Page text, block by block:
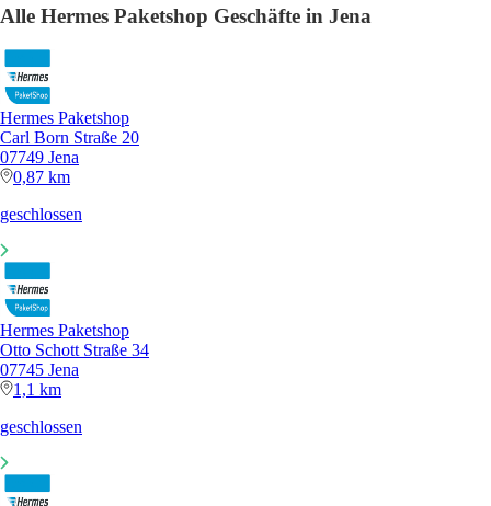
Alle Hermes Paketshop Geschäfte in Jena
Hermes Paketshop
Carl Born Straße 20
07749 Jena
0,87 km
geschlossen
Hermes Paketshop
Otto Schott Straße 34
07745 Jena
1,1 km
geschlossen